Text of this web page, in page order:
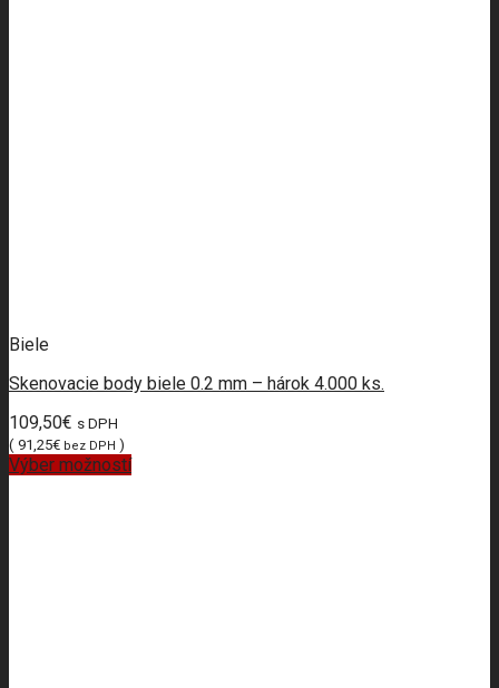
Biele
Skenovacie body biele 0.2 mm – hárok 4.000 ks.
109,50€ s DPH
( 91,25€ bez DPH )
Výber možností